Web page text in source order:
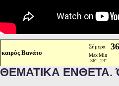
καιρός Βανάτο
ΘΕΜΑΤΙΚΑ ΕΝΘΕΤΑ.